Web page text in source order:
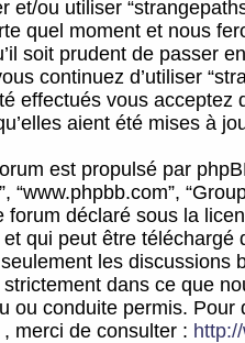
et/ou utiliser
quel moment et nous
soit prudent de passer
continuez d’utiliser
effectués vous acceptez
aient été mises à
est propulsé par
“www.phpbb.com”,
forum déclaré sous la
et qui peut être téléchargé
les discussions
dans ce que
ou conduite permis.
, merci de consulter :